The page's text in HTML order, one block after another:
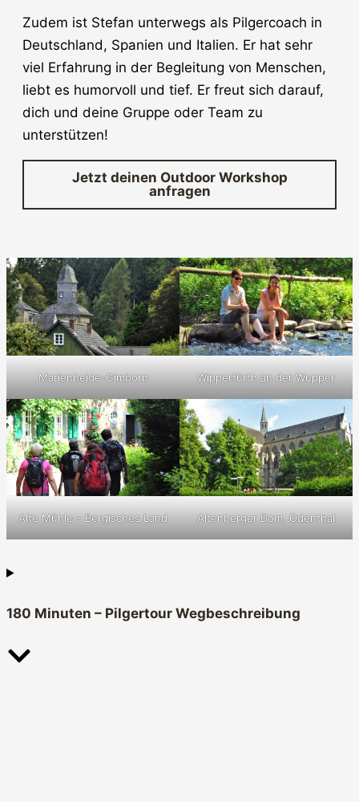
Zudem ist Stefan unterwegs als Pilgercoach in
Deutschland, Spanien und Italien. Er hat sehr
viel Erfahrung in der Begleitung von Menschen,
liebt es humorvoll und tief. Er freut sich darauf,
dich und deine Gruppe oder Team zu
unterstützen!
Jetzt deinen Outdoor Workshop
anfragen
Marienheide-Gimborn Wipperfürth an der Wupper
Alte Mühle – Bergisches Land Altenberger Dom, Odenthal
180 Minuten – Pilgertour Wegbeschreibung